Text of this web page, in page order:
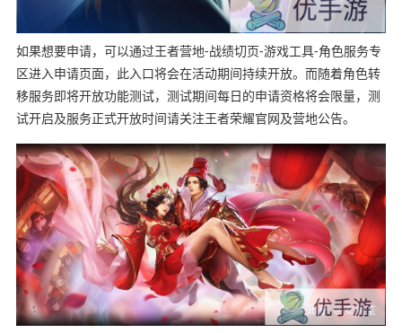
如果想要申请，可以通过王者营地-战绩切页-游戏工具-角色服务专
区进入申请页面，此入口将会在活动期间持续开放。而随着角色转
移服务即将开放功能测试，测试期间每日的申请资格将会限量，测
试开启及服务正式开放时间请关注王者荣耀官网及营地公告。